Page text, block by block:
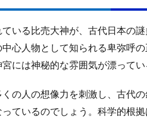
いる比売大神が、古代日本の
心人物として知られる卑弥呼
には神秘的な雰囲気が漂ってい
の人の想像力を刺激し、古代
ているのでしょう。科学的根